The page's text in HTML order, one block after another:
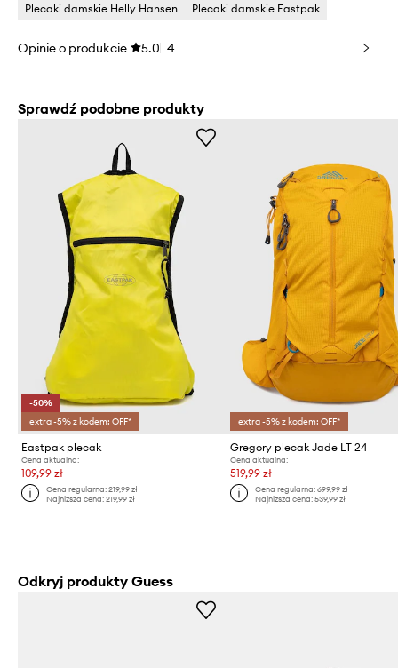
Plecaki damskie Helly Hansen
Plecaki damskie Eastpak
Opinie o produkcie 5.0 4
Sprawdź podobne produkty
-50%
extra -5% z kodem: OFF*
Eastpak plecak
Cena aktualna:
109,99 zł
Cena regularna:219,99 zł
Najniższa cena:219,99 zł
extra -5% z kodem: OFF*
Gregory plecak Jade LT 24
Cena aktualna:
519,99 zł
Cena regularna: 699,99 zł
Najniższa cena: 539,99 zł
Odkryj produkty Guess